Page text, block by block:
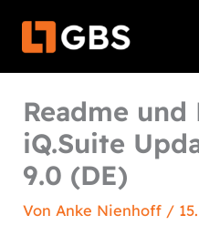
Inhalt
Readme und
iQ.Suite
9.0 (DE)
Von Anke Nienhoff /